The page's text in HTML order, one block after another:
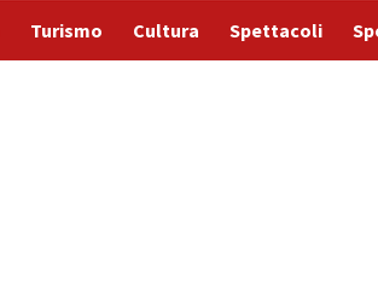
Turismo Cultura Spettacoli